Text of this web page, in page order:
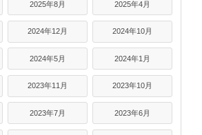
2025年8月 2025年4月
2024年12月 2024年10月
2024年5月 2024年1月
2023年11月 2023年10月
2023年7月 2023年6月